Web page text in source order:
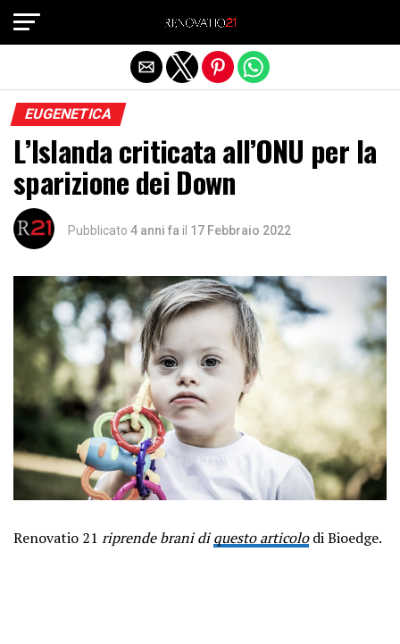
EUGENETICA
L’Islanda criticata all’ONU per la
sparizione dei Down
Pubblicato 4 anni fa il 17 Febbraio 2022
Renovatio 21 riprende brani diquesto articolodi Bioedge.
Exit mobile version